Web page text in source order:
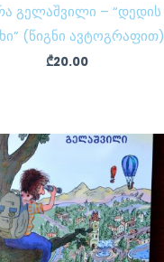
გელაშვილი – “დედის
(წიგნი ავტოგრაფით)
₾20.00